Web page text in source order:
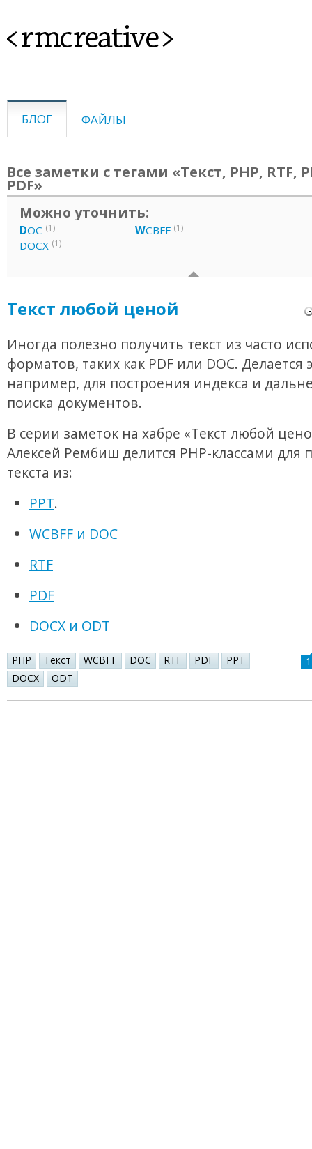
<rmcreative>
БЛОГ ФАЙЛЫ
Все заметки с тегами «Текст, PHP, RTF,
PDF»
Можно уточнить:
DOC (1)
DOCX (1)
WCBFF (1)
Текст любой ценой
Иногда полезно получить текст из часто
форматов, таких как PDF или DOC. Делается
например, для построения индекса и
поиска документов.
В серии заметок на хабре «Текст любой
Алексей Рембиш делится PHP-классами для
текста из:
PPT.
WCBFF и DOC
RTF
PDF
DOCX и ODT
PHP Текст WCBFF DOC RTF PDF
PPT
DOCX
ODT